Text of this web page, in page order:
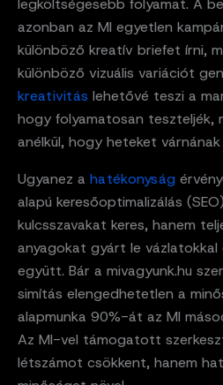
legköltségesebb folyamat. A
azonban az MI egyetlen
különböző kreatív briefet írni,
különböző vizuális variációt
kreativitás lehetővé teszi a
hogy folyamatosan teszteljék,
anélkül, hogy heteket
Ugyanez a hatékonyság
alapú keresőoptimalizálás
kulcsszavakat keres, hanem
anyagokat gyárt le vázlatokkal
együtt. Bár a mivagyunk.hu
simítás elengedhetetlen a
alapmunka 90%-át az MI
Az MI-vel támogatott
létszámot csökkent, hanem